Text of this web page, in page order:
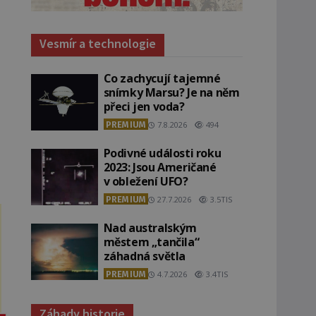
Vesmír a technologie
Co zachycují tajemné
snímky Marsu? Je na něm
přeci jen voda?
PREMIUM 7.8.2026 494
Podivné události roku
2023: Jsou Američané
v obležení UFO?
PREMIUM 27.7.2026 3.5TIS
Nad australským
městem „tančila“
záhadná světla
PREMIUM 4.7.2026 3.4TIS